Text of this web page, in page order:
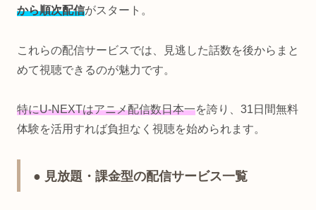
から順次配信がスタート。
これらの配信サービスでは、見逃した話数を後からまと
めて視聴できるのが魅力です。
特にU-NEXTはアニメ配信数日本一を誇り、31日間無料
体験を活用すれば負担なく視聴を始められます。
● 見放題・課金型の配信サービス一覧